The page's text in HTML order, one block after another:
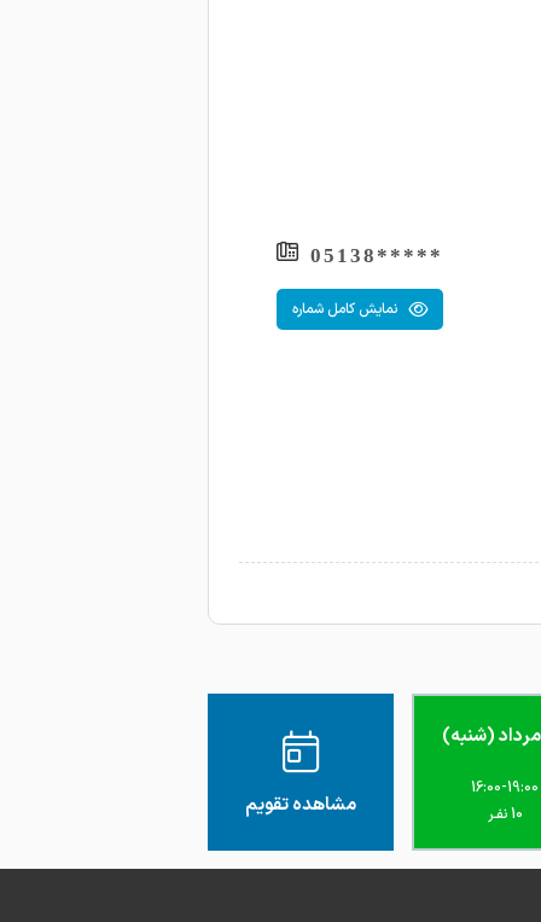
1403-05-28
حالش بهتر شده ممنون از درمان
16:00-19:00
10 نفـر
مشاهده تقویم
*****05138
نمایش کامل شماره